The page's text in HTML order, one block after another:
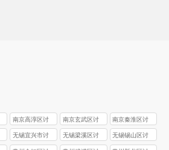
南京高淳区讨
债公司
南京玄武区讨
债公司
南京秦淮区讨
债公司
无锡‌宜兴市讨
债公司
无锡梁溪区讨
债公司
无锡‌锡山区讨
债公司